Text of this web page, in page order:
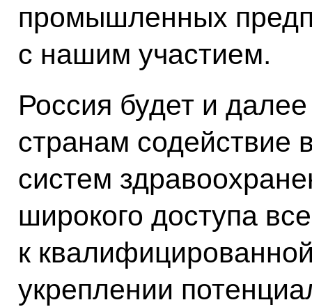
промышленных
с нашим участием.
Россия будет и
странам содействие
систем
широкого доступа
к
укреплении